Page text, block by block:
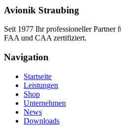
Avionik Straubing
Seit 1977 Ihr professioneller
FAA und CAA zertifiziert.
Navigation
Startseite
Leistungen
Shop
Unternehmen
News
Downloads